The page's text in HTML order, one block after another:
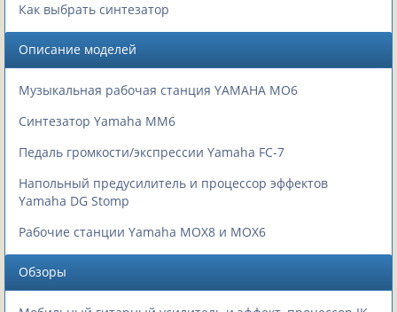
Как выбрать синтезатор
Описание моделей
Музыкальная рабочая станция YAMAHA MO6
Синтезатор Yamaha MM6
Педаль громкости/экспрессии Yamaha FC-7
Напольный предусилитель и процессор эффектов
Yamaha DG Stomp
Рабочие станции Yamaha MOX8 и MOX6
Обзоры